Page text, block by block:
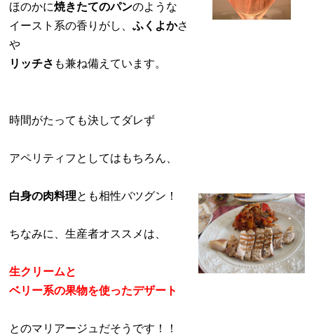
ほのかに焼きたてのパンのような
イースト系の香りがし、 ふくよかさ
や
リッチさ も兼ね備えています。
時間がたっても決してダレず
アペリティフとしてはもちろん、
白身の肉料理とも相性バツグン！
ちなみに、生産者オススメは、
生クリームと
ベリー系の果物を使ったデザート
とのマリアージュだそうです！！